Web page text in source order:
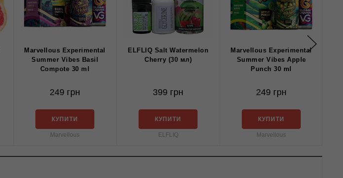
Marvellous Experimental
Summer Vibes Basil
Compote 30 ml
249 грн
КУПИТИ
Marvellous
ELFLIQ Salt Watermelon
Cherry (30 мл)
399 грн
КУПИТИ
ELFLIQ
Marvellous Experimental
Summer Vibes Apple
Punch 30 ml
249 грн
КУПИТИ
Marvellous